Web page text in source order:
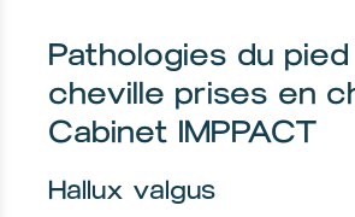
Pathologies du
cheville prises en
Cabinet IMPPACT
Hallux valgus